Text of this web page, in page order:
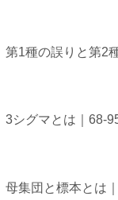
第1種の誤りと第2
3シグマとは｜68-
母集団と標本とは